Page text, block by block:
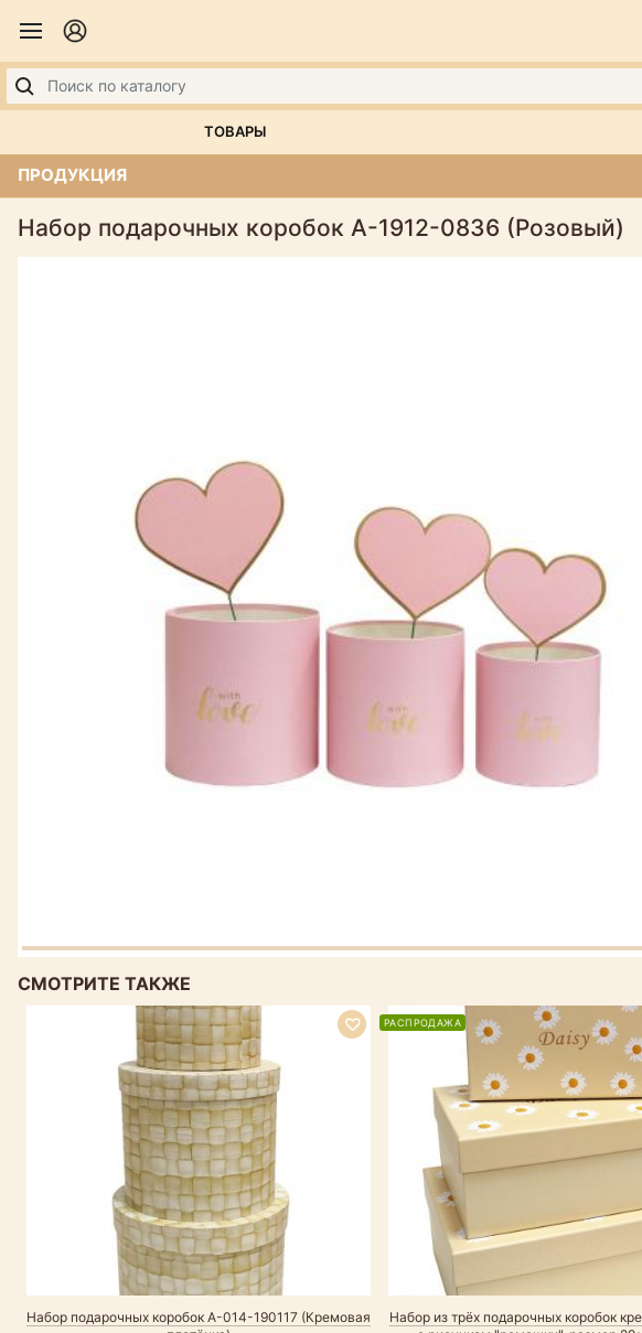
ТОВАРЫ
ПРОДУКЦИЯ
Набор подарочных коробок А-1912-0836 (Розовый)
СМОТРИТЕ ТАКЖЕ
Набор подарочных коробок А-014-190117 (Кремовая
Набор из трёх подарочных коробок
РАСПРОДАЖА